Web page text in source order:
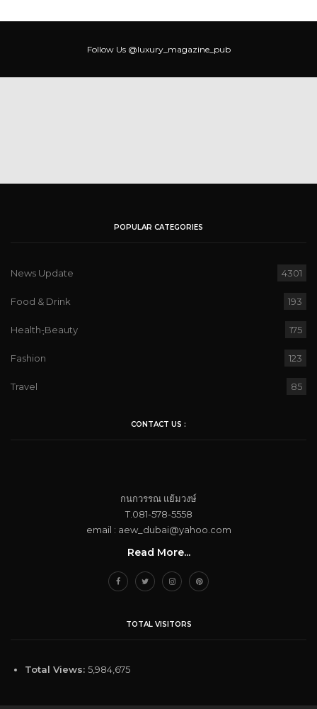
Follow Us @luxury_magazine_pub
POPULAR CATEGORIES
News Update 4301
Food & Drink 193
Health-ฺBeauty 175
Fashion 123
Travel 85
CONTACT US :
กนกวรรณ​ แย้ม​วงษ์
T.081-578-5558
email : aew_dubai@yahoo.com​
Read More...
TOTAL VISITORS
Total Views: 5,984,675